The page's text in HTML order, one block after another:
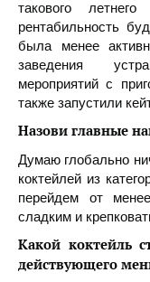
такового
рентабильность
была менее
заведения
мероприятий с
также запустили
Назови главные
Думаю глобально
коктейлей из
перейдем от
сладким и
Какой коктейль
действующего